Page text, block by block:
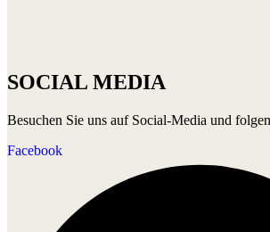
SOCIAL MEDIA
Besuchen Sie uns auf Social-Media und
Facebook